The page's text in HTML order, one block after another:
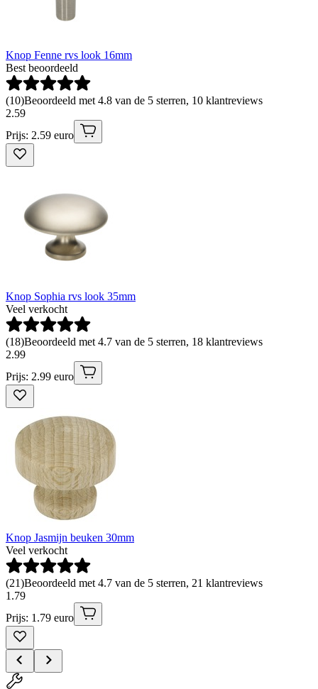
Knop Fenne rvs look 16mm
Best beoordeeld
(10)Beoordeeld met 4.8 van de 5 sterren, 10 klantreviews
2.59
Prijs: 2.59 euro
Knop Sophia rvs look 35mm
Veel verkocht
(18)Beoordeeld met 4.7 van de 5 sterren, 18 klantreviews
2.99
Prijs: 2.99 euro
Knop Jasmijn beuken 30mm
Veel verkocht
(21)Beoordeeld met 4.7 van de 5 sterren, 21 klantreviews
1 .79
Prijs: 1.79 euro